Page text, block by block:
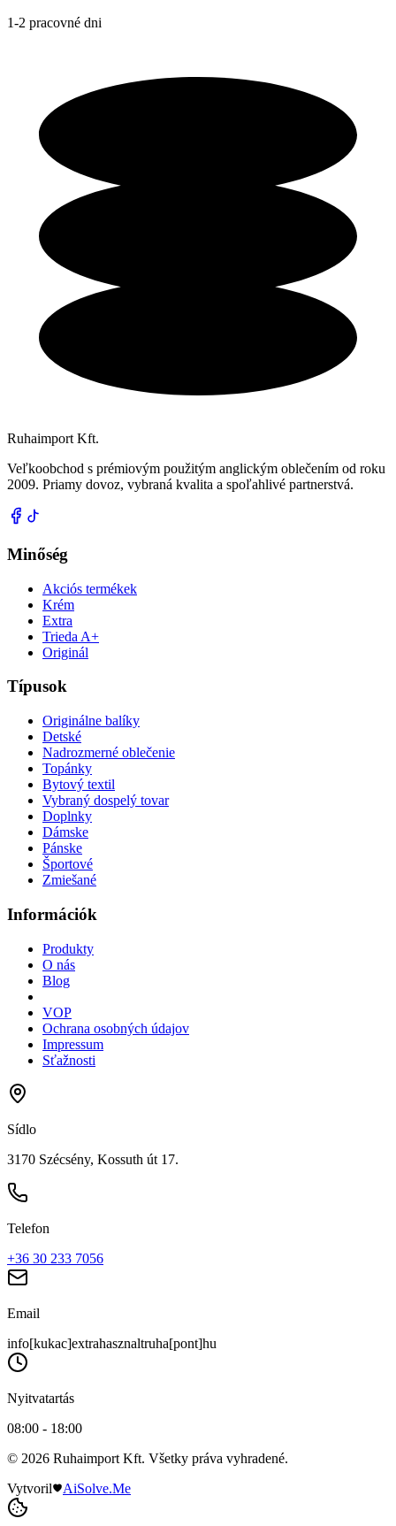
1-2 pracovné dni
Ruhaimport Kft.
Veľkoobchod s prémiovým použitým anglickým oblečením od roku
2009. Priamy dovoz, vybraná kvalita a spoľahlivé partnerstvá.
Minőség
Akciós termékek
Krém
Extra
Trieda A+
Originál
Típusok
Originálne balíky
Detské
Nadrozmerné oblečenie
Topánky
Bytový textil
Vybraný dospelý tovar
Doplnky
Dámske
Pánske
Športové
Zmiešané
Információk
Produkty
O nás
Blog
VOP
Ochrana osobných údajov
Impressum
Sťažnosti
Sídlo
3170 Szécsény, Kossuth út 17.
Telefon
+36 30 233 7056
Email
info[kukac]extrahasznaltruha[pont]hu
Nyitvatartás
08:00 - 18:00
© 2026 Ruhaimport Kft. Všetky práva vyhradené.
Vytvoril
AiSolve.Me